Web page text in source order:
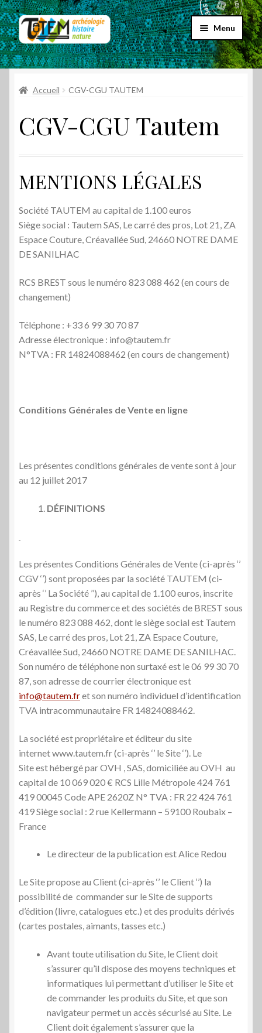
Aller
à
la
navigation
Aller
au
contenu
Menu
Accueil
Choix par genre
Choix par éditeur
Promos
Qui sommes-nous ?
Accueil CGV-CGU TAUTEM
CGV-CGU Tautem
MENTIONS LÉGALES
Société TAUTEM au capital de 1.100 euros
Siège social : Tautem SAS, Le carré des pros, Lot 21, ZA
Espace Couture, Créavallée Sud, 24660 NOTRE DAME
DE SANILHAC
RCS BREST sous le numéro 823 088 462 (en cours de
changement)
Téléphone : +33 6 99 30 70 87
Adresse électronique : info@tautem.fr
N°TVA : FR 14824088462 (en cours de changement)
Conditions Générales de Vente en ligne
Les présentes conditions générales de vente sont à jour
au 12 juillet 2017
DÉFINITIONS
Les présentes Conditions Générales de Vente (ci-après ‘’
CGV ‘’) sont proposées par la société TAUTEM (ci-
après ‘’ La Société ’’), au capital de 1.100 euros, inscrite
au Registre du commerce et des sociétés de BREST sous
le numéro 823 088 462, dont le siège social est Tautem
SAS, Le carré des pros, Lot 21, ZA Espace Couture,
Créavallée Sud, 24660 NOTRE DAME DE SANILHAC.
Son numéro de téléphone non surtaxé est le 06 99 30 70
87, son adresse de courrier électronique est
info@tautem.fret son numéro individuel d’identification
TVA intracommunautaire FR 14824088462.
La société est propriétaire et éditeur du site
internet www.tautem.fr (ci-après ‘’ le Site ‘’). Le
Site est hébergé par OVH , SAS, domiciliée au OVH au
capital de 10 069 020 € RCS Lille Métropole 424 761
419 00045 Code APE 2620Z N° TVA : FR 22 424 761
419 Siège social : 2 rue Kellermann – 59100 Roubaix –
France
Le directeur de la publication est Alice Redou
Le Site propose au Client (ci-après ‘’ le Client ‘’) la
possibilité de commander sur le Site de supports
d’édition (livre, catalogues etc.) et des produits dérivés
(cartes postales, aimants, tasses etc.)
Avant toute utilisation du Site, le Client doit
s’assurer qu’il dispose des moyens techniques et
informatiques lui permettant d’utiliser le Site et
de commander les produits du Site, et que son
navigateur permet un accès sécurisé au Site. Le
Client doit également s’assurer que la